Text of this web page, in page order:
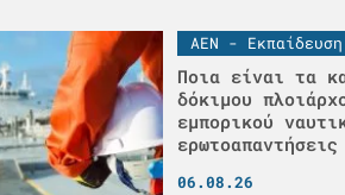
ΑΕΝ - Εκπαίδευση
Ποια είναι τα
δόκιμου
εμπορικού
ερωτοαπαντήσεις
06.08.26